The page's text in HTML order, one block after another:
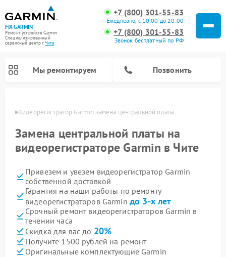
FIX-GARMIN
Ремонт устройств Garmin
Специализированный
cервисный центр г.Чита
+7 (800) 301-55-83
Ежедневно, с 10:00 до 20:00
+7 (800) 301-55-83
Звонок бесплатный по РФ
Мы ремонтируем Позвонить
Видеорегистратор Garmin замена центральной платы
Замена центральной платы на
видеорегистраторе Garmin в Чите
Привезем и увезем видеорегистратор Garmin
собственной доставкой
Гарантия на наши работы по ремонту
видеорегистраторов Garmin до 3-х лет
Срочный ремонт видеорегистраторов Garmin в
течении часа
Скидка для вас до 20%
Получите 1500 рублей на ремонт
Оригинальные комплектующие Garmin